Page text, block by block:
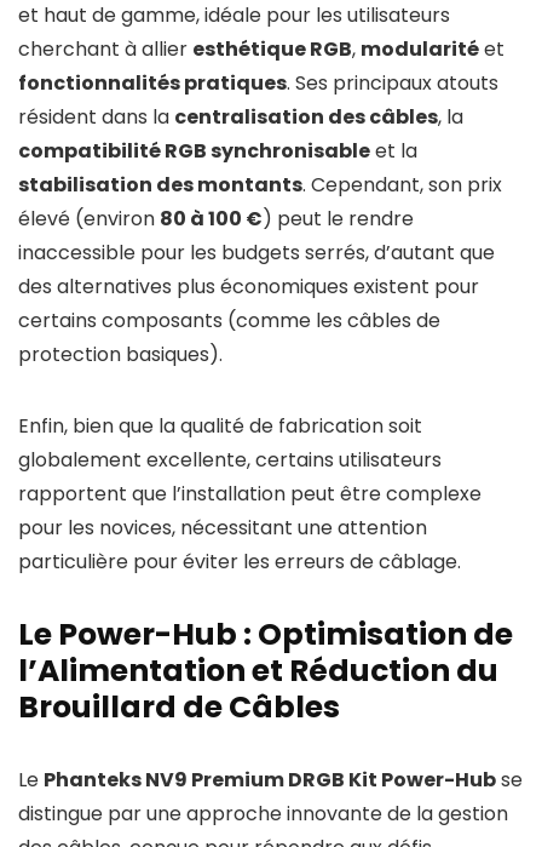
et haut de gamme, idéale pour les utilisateurs
cherchant à allier esthétique RGB, modularitéet
fonctionnalités pratiques. Ses principaux atouts
résident dans la centralisation des câbles, la
compatibilité RGB synchronisableet la
stabilisation des montants. Cependant, son prix
élevé (environ 80 à 100 €) peut le rendre
inaccessible pour les budgets serrés, d’autant que
des alternatives plus économiques existent pour
certains composants (comme les câbles de
protection basiques).
Enfin, bien que la qualité de fabrication soit
globalement excellente, certains utilisateurs
rapportent que l’installation peut être complexe
pour les novices, nécessitant une attention
particulière pour éviter les erreurs de câblage.
Le Power-Hub : Optimisation de
l’Alimentation et Réduction du
Brouillard de Câbles
Le Phanteks NV9 Premium DRGB Kit Power-Hubse
distingue par une approche innovante de la gestion